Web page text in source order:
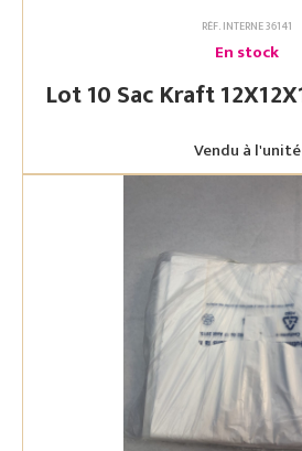
RÉF. INTERNE 36141
En stock
Vendu à l'unité